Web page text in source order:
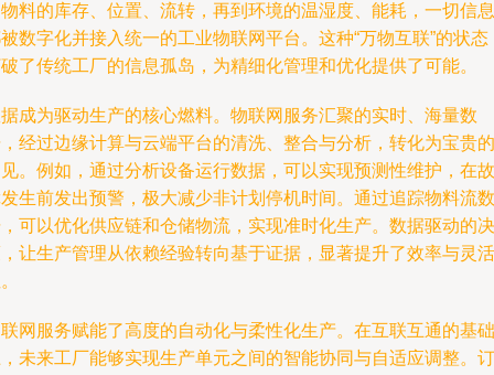
料的库存、位置、流转，再到环境的温湿度、能耗，一切信息
数字化并接入统一的工业物联网平台。这种“万物互联”的状态
了传统工厂的信息孤岛，为精细化管理和优化提供了可能。
成为驱动生产的核心燃料。物联网服务汇聚的实时、海量数
经过边缘计算与云端平台的清洗、整合与分析，转化为宝贵的
。例如，通过分析设备运行数据，可以实现预测性维护，在故
生前发出预警，极大减少非计划停机时间。通过追踪物料流数
可以优化供应链和仓储物流，实现准时化生产。数据驱动的决
让生产管理从依赖经验转向基于证据，显著提升了效率与灵活
网服务赋能了高度的自动化与柔性化生产。在互联互通的基础
未来工厂能够实现生产单元之间的智能协同与自适应调整。订